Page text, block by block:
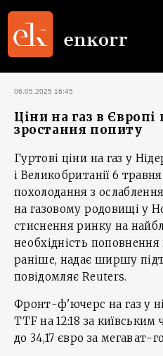
06.05.2025 16:45
Ціни на газ в Європі
зростання попиту
Гуртові ціни на газ у
і Великобританії 6
похолодання з
на газовому родовищі у
стиснення ринку на
необхідність
раніше, надає ширшу
повідомляє Reuters.
Фронт-ф'ючерс на газ у
TTF на 12:18 за київським
до 34,17 євро за мегават-